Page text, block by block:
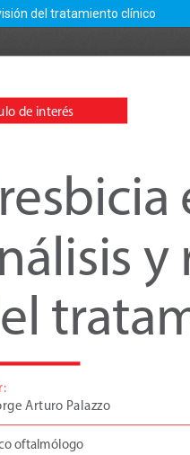
del tratamiento clínico